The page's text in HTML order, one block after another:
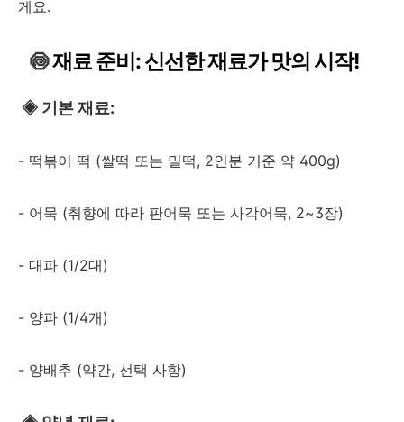
게요.
🍥재료 준비: 신선한 재료가 맛의 시작!
◈ 기본 재료:
- 떡볶이 떡 (쌀떡 또는 밀떡, 2인분 기준 약 400g)
- 어묵 (취향에 따라 판어묵 또는 사각어묵, 2~3장)
- 대파 (1/2대)
- 양파 (1/4개)
- 양배추 (약간, 선택 사항)